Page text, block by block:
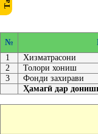
№
1
Хизматрасони
2
Толори хониш
3
Фонди захирави
Ҳамагӣ дар